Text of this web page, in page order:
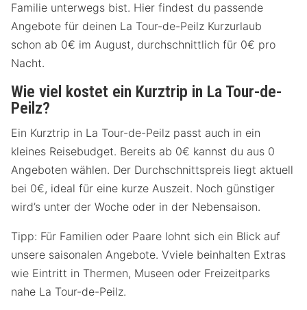
Familie unterwegs bist. Hier findest du passende
Angebote für deinen La Tour-de-Peilz Kurzurlaub
schon ab 0€ im August, durchschnittlich für 0€ pro
Nacht.
Wie viel kostet ein Kurztrip in La Tour-de-
Peilz?
Ein Kurztrip in La Tour-de-Peilz passt auch in ein
kleines Reisebudget. Bereits ab 0€ kannst du aus 0
Angeboten wählen. Der Durchschnittspreis liegt aktuell
bei 0€, ideal für eine kurze Auszeit. Noch günstiger
wird’s unter der Woche oder in der Nebensaison.
Tipp: Für Familien oder Paare lohnt sich ein Blick auf
unsere saisonalen Angebote. Vviele beinhalten Extras
wie Eintritt in Thermen, Museen oder Freizeitparks
nahe La Tour-de-Peilz.